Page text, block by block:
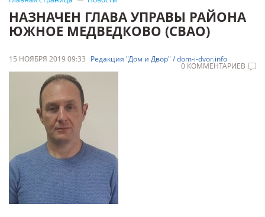
НАЗНАЧЕН ГЛАВА УПРАВЫ РАЙОНА
ЮЖНОЕ МЕДВЕДКОВО (СВАО)
15 НОЯБРЯ 2019 09:33 Редакция "Дом и Двор" / dom-i-dvor.info
0 КОММЕНТАРИЕВ